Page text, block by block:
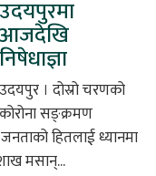
उदयपुरमा
आजदेखि
निषेधाज्ञा
उदयपुर । दोस्रो चरणको
कोरोना सङ्क्रमण
हितलाई ध्यानमा
मसान्...